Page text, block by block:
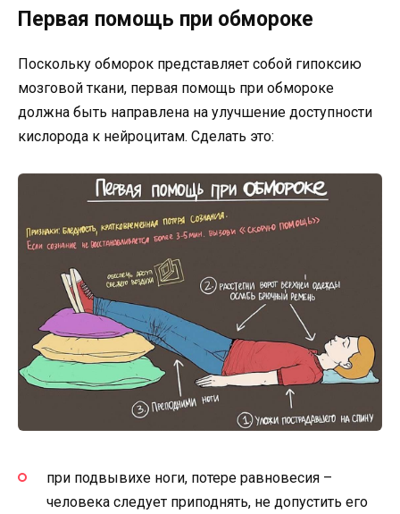
Первая помощь при обмороке
Поскольку обморок представляет собой гипоксию
мозговой ткани, первая помощь при обмороке
должна быть направлена ​​на улучшение доступности
кислорода к нейроцитам. Сделать это:
при подвывихе ноги, потере равновесия –
человека следует приподнять, не допустить его